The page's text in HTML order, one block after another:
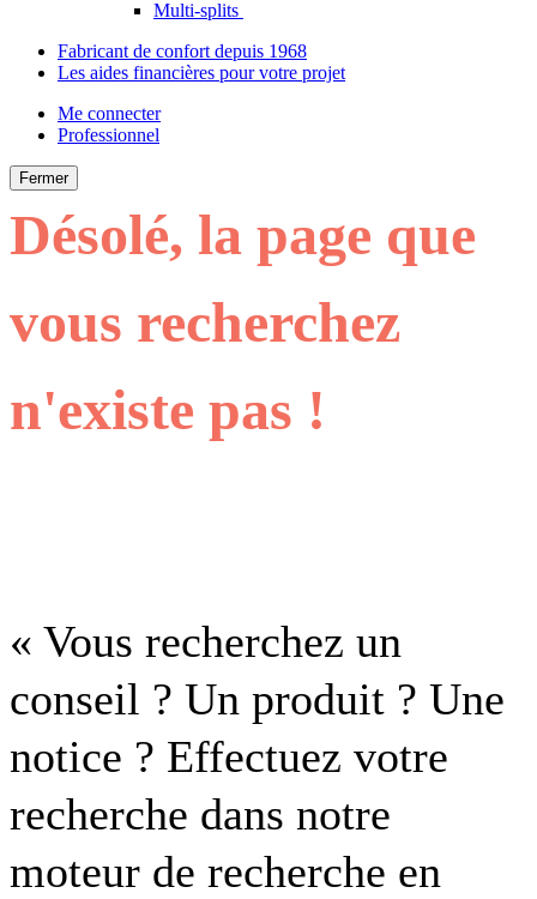
Multi-splits
Fabricant de confort depuis 1968
Les aides financières pour votre projet
Me connecter
Professionnel
Fermer
Désolé, la page que
vous recherchez
n'existe pas !
« Vous recherchez un
conseil ? Un produit ? Une
notice ? Effectuez votre
recherche dans notre
moteur de recherche en